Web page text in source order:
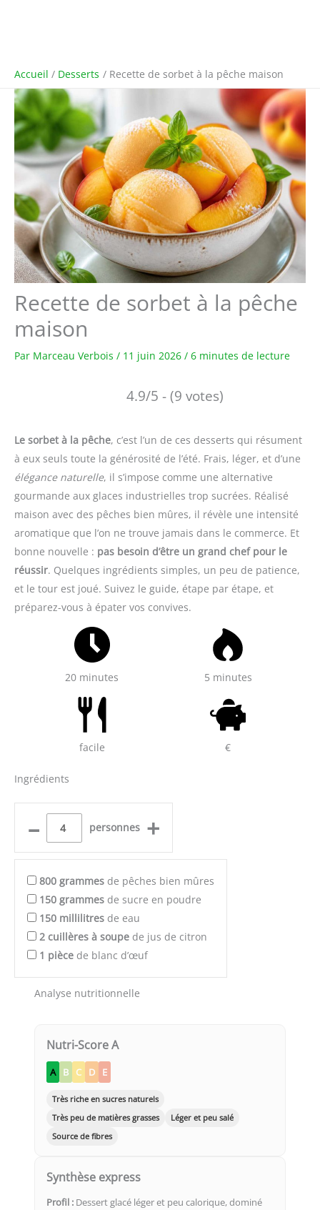
Accueil Desserts Recette de sorbet à la pêche maison
Recette de sorbet à la pêche
maison
Par Marceau Verbois / 11 juin 2026 / 6 minutes de lecture
4.9/5 - (9 votes)
Le sorbet à la pêche, c’est l’un de ces desserts qui résument
à eux seuls toute la générosité de l’été. Frais, léger, et d’une
élégance naturelle, il s’impose comme une alternative
gourmande aux glaces industrielles trop sucrées. Réalisé
maison avec des pêches bien mûres, il révèle une intensité
aromatique que l’on ne trouve jamais dans le commerce. Et
bonne nouvelle : pas besoin d’être un grand chef pour le
réussir. Quelques ingrédients simples, un peu de patience,
et le tour est joué. Suivez le guide, étape par étape, et
préparez-vous à épater vos convives.
20 minutes 5 minutes
facile €
Ingrédients
– personnes +
800 grammes de pêches bien mûres
150 grammes de sucre en poudre
150 millilitres de eau
2 cuillères à soupe de jus de citron
1 pièce de blanc d’œuf
Analyse nutritionnelle
Nutri-Score A
A B C D E
Très riche en sucres naturels
Très peu de matières grasses
Léger et peu salé
Source de fibres
Synthèse express
Profil : Dessert glacé léger et peu calorique, dominé